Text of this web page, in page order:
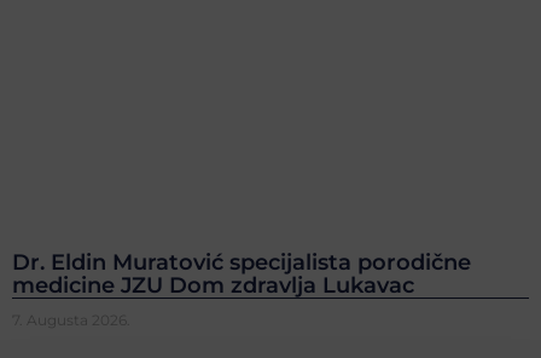
Dr. Eldin Muratović specijalista porodične
medicine JZU Dom zdravlja Lukavac
7. Augusta 2026.